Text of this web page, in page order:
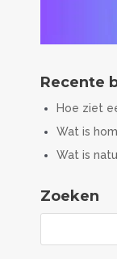
Recente
Hoe ziet
Wat is
Wat is
Zoeken